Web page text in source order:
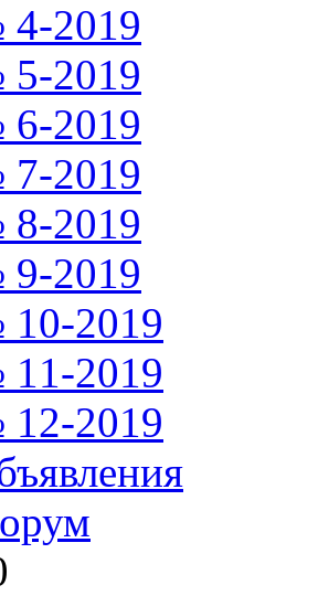
2019
2019
2019
2019
2019
2019
2019
2019
2019